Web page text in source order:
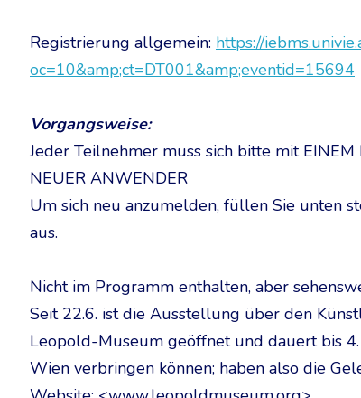
Registrierung allgemein: https://
oc=10&amp;ct=DT001&amp;eventid=15694
Vorgangsweise:
Jeder Teilnehmer muss sich bitte mit
NEUER ANWENDER
Um sich neu anzumelden, füllen Sie unten
aus.
Nicht im Programm enthalten, aber
Seit 22.6. ist die Ausstellung über den
Leopold-Museum geöffnet und dauert bis
Wien verbringen können; haben also die